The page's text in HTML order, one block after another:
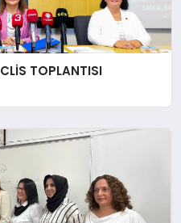
TOPLANTISI